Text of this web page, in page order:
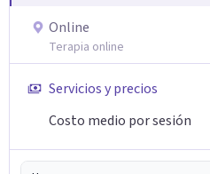
Online
Terapia online
Servicios y precios
Costo medio por sesión